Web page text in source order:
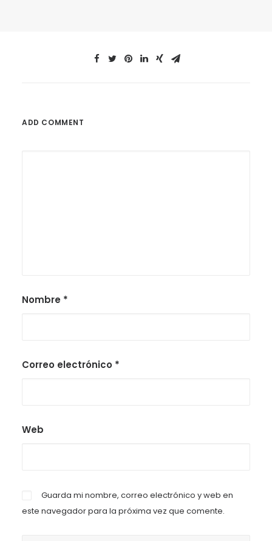
ADD COMMENT
Nombre *
Correo electrónico *
Web
Guarda mi nombre, correo electrónico y web en
este navegador para la próxima vez que comente.